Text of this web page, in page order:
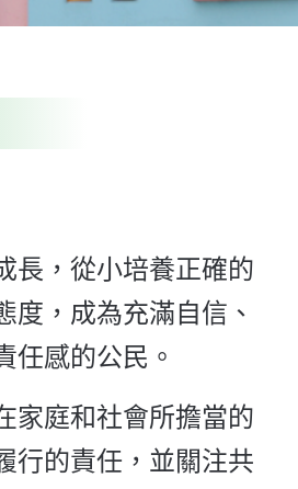
長，從小培養正確的
度，成為充滿自信、
任感的公民。
家庭和社會所擔當的
行的責任，並關注共